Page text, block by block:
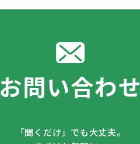
お問い合わせ
「聞くだけ」でも大丈夫。